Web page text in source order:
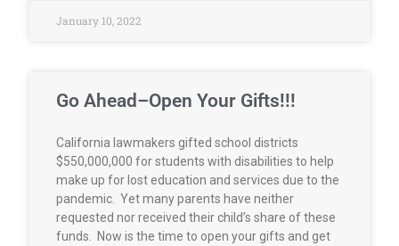
January 10, 2022
Go Ahead–Open Your Gifts!!!
California lawmakers gifted school districts
$550,000,000 for students with disabilities to help
make up for lost education and services due to the
pandemic. Yet many parents have neither
requested nor received their child’s share of these
funds. Now is the time to open your gifts and get